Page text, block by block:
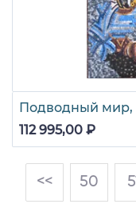
Подводный мир,
112 995,00 ₽
<< 50